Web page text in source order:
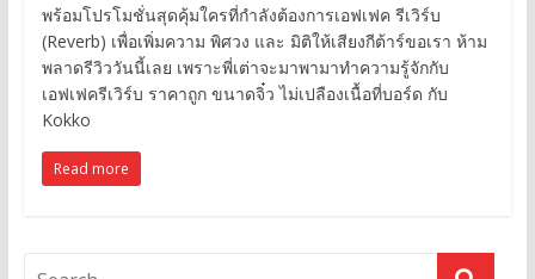
พร้อมโปรโมชั่นสุดคุ้มใครที่กำลังต้องการเอฟเฟค รีเวิร์บ
(Reverb) เพื่อเพิ่มความ พิศวง และ มิติให้เสียงกีต้าร์ขอเรา ห้าม
พลาดรีวิววันนี้เลย เพราะพี่เต่าจะมาพามาทำความรู้จักกับ
เอฟเฟครีเวิร์บ ราคาถูก ขนาดจิ๋ว ไม่เปลืองเนื้อที่บอร์ด กับ
Kokko
Read more